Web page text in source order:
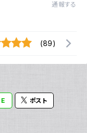
通報する
(89)
ポスト